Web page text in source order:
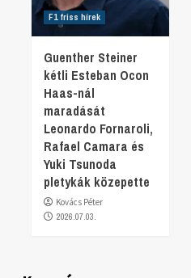
F1 friss hírek
Guenther Steiner
kétli Esteban Ocon
Haas-nál
maradását
Leonardo Fornaroli,
Rafael Camara és
Yuki Tsunoda
pletykák közepette
Kovács Péter
2026.07.03.